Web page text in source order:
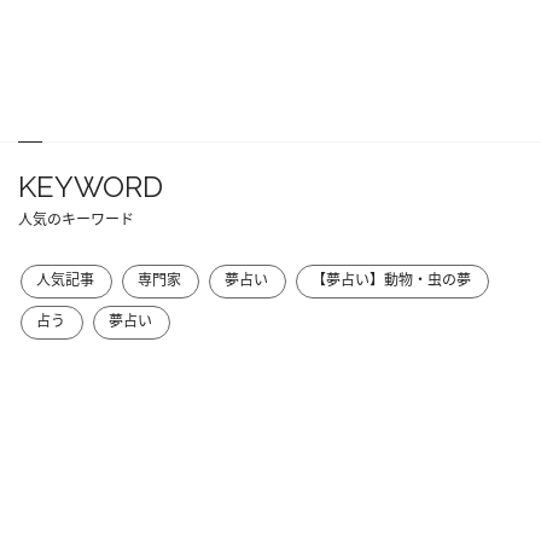
KEYWORD
人気のキーワード
人気記事 専門家 夢占い
【夢占い】動物・虫の夢
占う
夢占い